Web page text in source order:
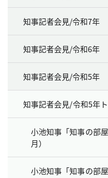
知事記者会見/令和7年
知事記者会見/令和6年
知事記者会見/令和5年
知事記者会見/令和5年
小池知事「知事の部
月）
小池知事「知事の部